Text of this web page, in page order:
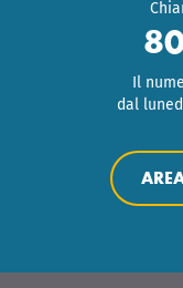
Il
dal